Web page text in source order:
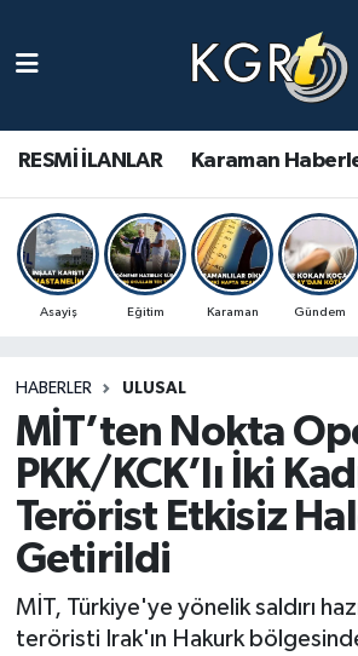
RESMİ İLANLAR Karaman
Asayiş Eğitim Karaman Gündem
HABERLER ULUSAL
MİT’ten Nokta
PKK/KCK’lı İki
Terörist Etkisiz
Getirildi
MİT, Türkiye'ye yönelik saldırı
teröristi Irak'ın Hakurk
Gündem Haberleri
Güncel Haberler
Spor Haberleri
Ulusal Haberler
Vefat Edenler